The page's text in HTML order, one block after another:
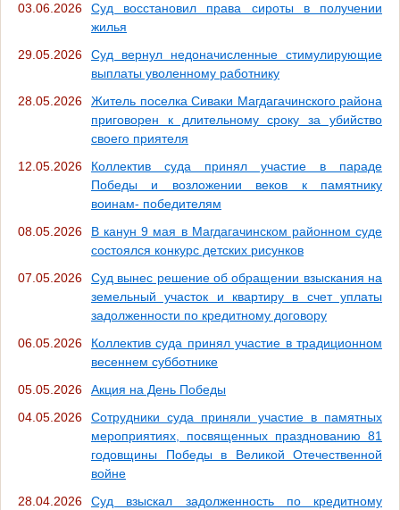
03.06.2026
Суд восстановил права сироты в получении
жилья
29.05.2026
Суд вернул недоначисленные стимулирующие
выплаты уволенному работнику
28.05.2026
Житель поселка Сиваки Магдагачинского района
приговорен к длительному сроку за убийство
своего приятеля
12.05.2026
Коллектив суда принял участие в параде
Победы и возложении веков к памятнику
воинам- победителям
08.05.2026
В канун 9 мая в Магдагачинском районном суде
состоялся конкурс детских рисунков
07.05.2026
Суд вынес решение об обращении взыскания на
земельный участок и квартиру в счет уплаты
задолженности по кредитному договору
06.05.2026
Коллектив суда принял участие в традиционном
весеннем субботнике
05.05.2026
Акция на День Победы
04.05.2026
Сотрудники суда приняли участие в памятных
мероприятиях, посвященных празднованию 81
годовщины Победы в Великой Отечественной
войне
28.04.2026
Суд взыскал задолженность по кредитному